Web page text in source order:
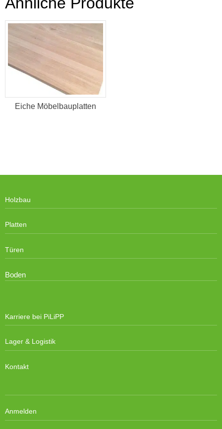
Eiche Möbelbauplatten
Holzbau
Platten
Türen
Boden
Karriere bei PiLiPP
Lager & Logistik
Kontakt
Anmelden